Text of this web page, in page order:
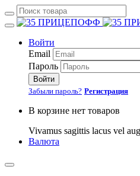
Войти
Email
Пароль
Войти
Забыли пароль? Регистрация
В корзине нет товаров
Vivamus sagittis lacus vel
Валюта